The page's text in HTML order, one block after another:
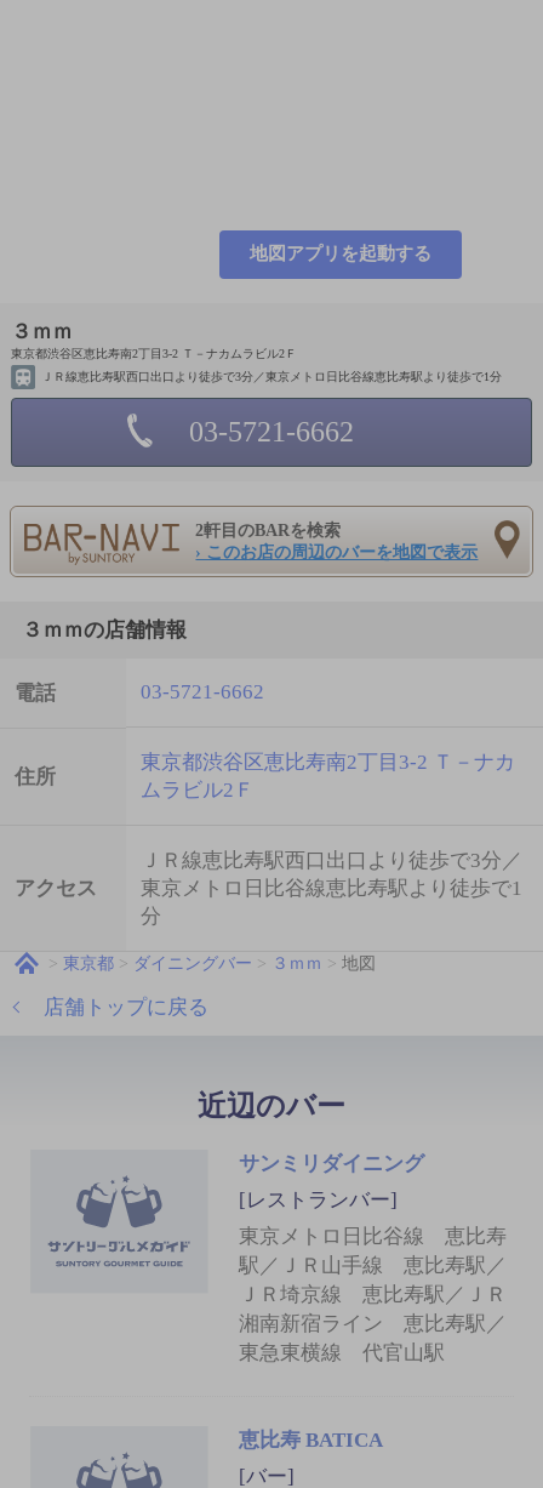
地図アプリを起動する
３ｍｍ
東京都渋谷区恵比寿南2丁目3-2 Ｔ－ナカムラビル2Ｆ
ＪＲ線恵比寿駅西口出口より徒歩で3分／東京メトロ日比谷線恵比寿駅より徒歩で1分
03-5721-6662
2軒目のBARを検索
› このお店の周辺のバーを地図で表示
３ｍｍの店舗情報
電話 03-5721-6662
住所
東京都渋谷区恵比寿南2丁目3-2 Ｔ－ナカ
ムラビル2Ｆ
アクセス
ＪＲ線恵比寿駅西口出口より徒歩で3分／
東京メトロ日比谷線恵比寿駅より徒歩で1
分
東京都 ダイニングバー ３ｍｍ 地図
店舗トップに戻る
近辺のバー
サンミリダイニング
[レストランバー]
東京メトロ日比谷線 恵比寿
駅／ＪＲ山手線 恵比寿駅／
ＪＲ埼京線 恵比寿駅／ＪＲ
湘南新宿ライン 恵比寿駅／
東急東横線 代官山駅
恵比寿 BATICA
[バー]